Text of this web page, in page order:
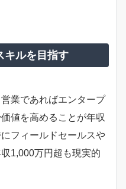
キルを目指す
業であればエンタープ
値を高めることが年収
フィールドセールスや
1,000万円超も現実的